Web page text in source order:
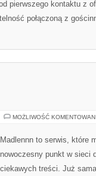
pierwszego kontaktu z
połączoną z
MOŻLIWOŚĆ
Madlennn to serwis, które
nowoczesny punkt w sieci
ciekawych treści. Już